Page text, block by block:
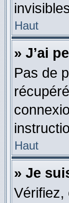
Haut
» J’ai
Pas de
Haut
» Je
Vérifiez,